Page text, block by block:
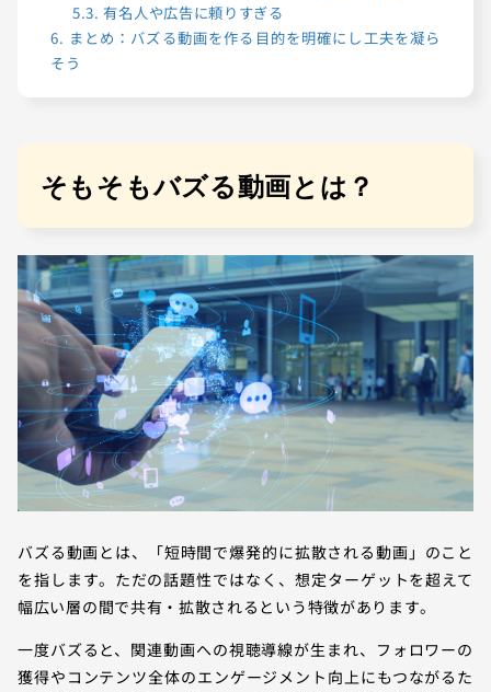
5.3. 有名人や広告に頼りすぎる
6. まとめ：バズる動画を作る目的を明確にし工夫を凝ら
そう
そもそもバズる動画とは？
バズる動画とは、「短時間で爆発的に拡散される動画」のこと
を指します。ただの話題性ではなく、想定ターゲットを超えて
幅広い層の間で共有・拡散されるという特徴があります。
一度バズると、関連動画への視聴導線が生まれ、フォロワーの
獲得やコンテンツ全体のエンゲージメント向上にもつながるた